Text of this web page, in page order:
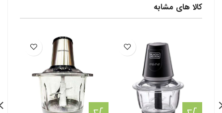
کالا های مشابه